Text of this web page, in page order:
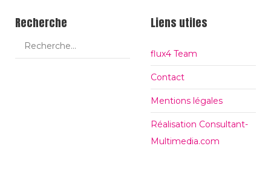
Recherche Liens utiles
flux4 Team
Contact
Mentions légales
Réalisation Consultant-
Multimedia.com